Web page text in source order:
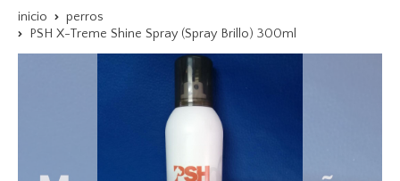
inicio
perros
PSH X-Treme Shine Spray (Spray Brillo) 300ml